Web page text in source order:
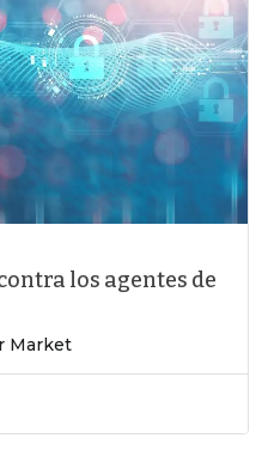
los agentes de
Market